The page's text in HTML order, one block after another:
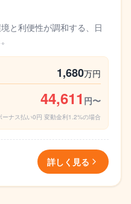
と利便性が調和する、日
1,680万円
44,611 円〜
ナス払い0円 変動金利1.2%の場合
詳しく見る